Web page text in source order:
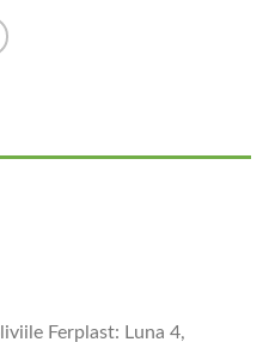
Ferplast: Luna 4,